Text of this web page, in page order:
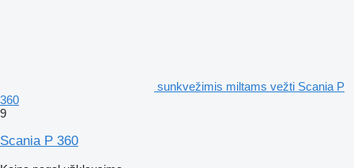
sunkvežimis miltams vežti Scania P
360
9
Scania P 360